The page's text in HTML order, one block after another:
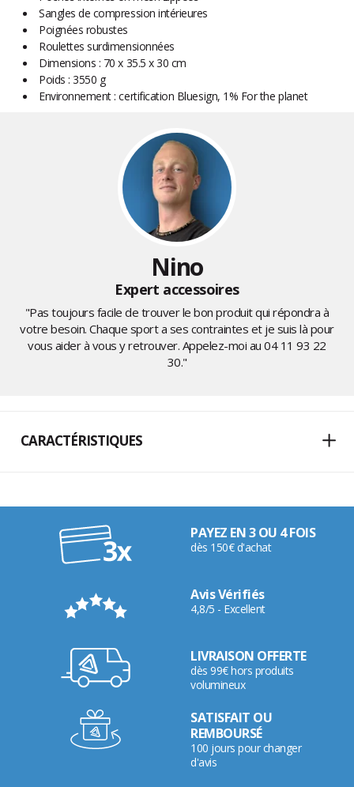
Sangles de compression intérieures
Poignées robustes
Roulettes surdimensionnées
Dimensions : 70 x 35.5 x 30 cm
Poids : 3550 g
Environnement : certification Bluesign, 1% For the planet
Nino
Expert accessoires
"Pas toujours facile de trouver le bon produit qui répondra à
votre besoin. Chaque sport a ses contraintes et je suis là pour
vous aider à vous y retrouver. Appelez-moi au04 11 93 22
30."
CARACTÉRISTIQUES
PAYEZ EN 3 OU 4 FOIS
dès 150€ d'achat
Avis Vérifiés
4,8/5 - Excellent
LIVRAISON OFFERTE
dès 99€ hors produits
volumineux
SATISFAIT OU
REMBOURSÉ
100 jours pour changer
d'avis